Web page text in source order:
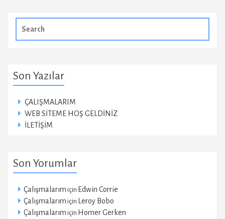
for:
Son Yazılar
ÇALIŞMALARIM
WEB SİTEME HOŞ GELDİNİZ
İLETİŞİM
Son Yorumlar
Çalışmalarım için Edwin Corrie
Çalışmalarım için
Leroy Bobo
Çalışmalarım için Homer Gerken